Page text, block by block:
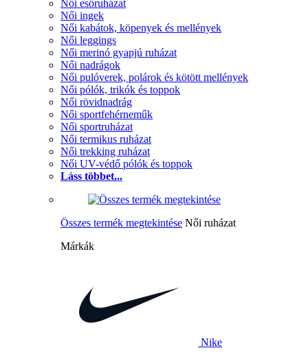
Női esőruházat
Női ingek
Női kabátok, köpenyek és mellények
Női leggings
Női merinó gyapjú ruházat
Női nadrágok
Női pulóverek, polárok és kötött mellények
Női pólók, trikók és toppok
Női rövidnadrág
Női sportfehérneműk
Női sportruházat
Női termikus ruházat
Női trekking ruházat
Női UV-védő pólók és toppok
Láss többet...
Összes termék megtekintése Női ruházat
Márkák
Nike